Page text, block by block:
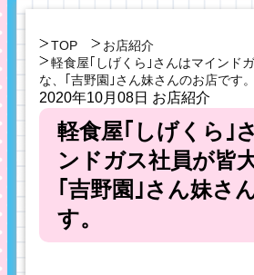
TOP
お店紹介
軽食屋｢しげくら｣さんはマインド
な、｢吉野園｣さん妹さんのお店です。
2020年10月08日 お店紹介
軽食屋｢しげくら｣
ンドガス社員が皆
｢吉野園｣さん妹さ
す。